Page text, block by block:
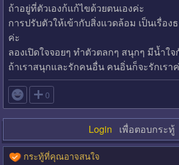
ถ้าอยู่ที่ตัวเองก้แก้ไขด้วยตนเองค่ะ
การปรับตัวให้เข้ากับสิ่งแวดล้อม เป็นเรื่อ
ค่ะ
ลองเปิดใจจอยๆ ทำตัวตลกๆ สนุกๆ มีน้ำใ
ถ้าเราสนุกและรักคนอื่น คนอิ่นก็จะรักเรา
 0
Login เพื่อตอบกระทู้
กระทู้ที่คุณอาจสนใจ